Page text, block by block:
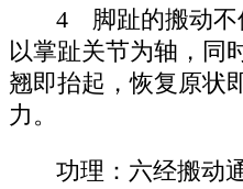
4 脚趾的搬动不
以掌趾关节为轴，同
翘即抬起，恢复原状
力。
功理：六经搬动